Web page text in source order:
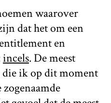
waarover
dat het om een
en
incels. De meest
ik op dit moment